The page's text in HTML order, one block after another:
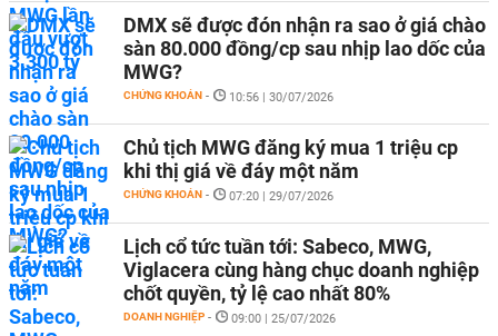
DMX sẽ được đón nhận ra sao ở giá chào
sàn 80.000 đồng/cp sau nhịp lao dốc của
MWG?
CHỨNG KHOÁN - 10:56 | 30/07/2026
Chủ tịch MWG đăng ký mua 1 triệu cp
khi thị giá về đáy một năm
CHỨNG KHOÁN - 07:20 | 29/07/2026
Lịch cổ tức tuần tới: Sabeco, MWG,
Viglacera cùng hàng chục doanh nghiệp
chốt quyền, tỷ lệ cao nhất 80%
DOANH NGHIỆP - 09:00 | 25/07/2026